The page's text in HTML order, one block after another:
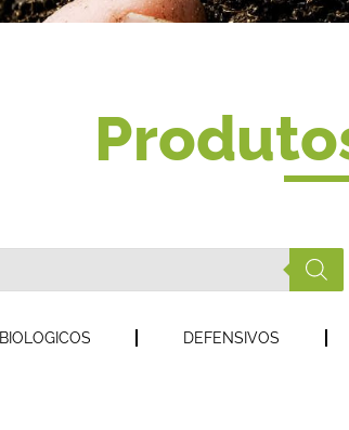
BIOLOGICOS DEFENSIVOS